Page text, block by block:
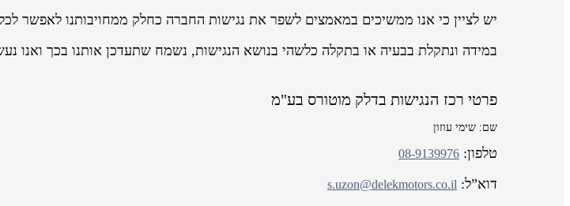
יש לציין כי אנו ממשיכים במאמצים לשפר את נגישות החברה כחלק ממחויבותנו לאפשר
במידה ונתקלת בבעיה או בתקלה כלשהי בנושא הנגישות, נשמח שתעדכן אותנו בכך ואנו
פרטי רכז הנגישות בדלק מוטורס בע"מ
שם: שימי עוזון
טלפון: 08-9139976
דוא”ל: s.uzon@delekmotors.co.il